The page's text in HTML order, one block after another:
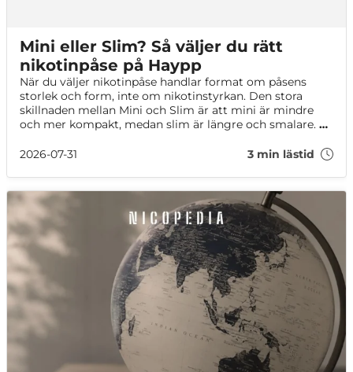
Mini eller Slim? Så väljer du rätt
nikotinpåse på Haypp
När du väljer nikotinpåse handlar format om påsens
storlek och form, inte om nikotinstyrkan. Den stora
skillnaden mellan Mini och Slim är att mini är mindre
och mer kompakt, medan slim är längre och smalare. På
produktens specifikationer och i filtren i kategorierna.
2026-07-31 3 min lästid